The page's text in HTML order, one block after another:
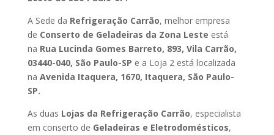
A Sede da Refrigeração Carrão, melhor empresa
de Conserto de Geladeiras da Zona Leste está
na Rua Lucinda Gomes Barreto, 893, Vila Carrão,
03440-040, São Paulo-SP e a Loja 2 está localizada
na Avenida Itaquera, 1670, Itaquera, São Paulo-
SP.
As duas Lojas da Refrigeração Carrão, especialista
em conserto de Geladeiras e Eletrodomésticos,